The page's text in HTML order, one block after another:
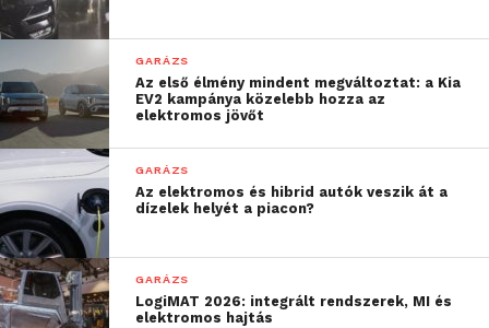
GARÁZS
Az első élmény mindent megváltoztat: a Kia
EV2 kampánya közelebb hozza az
elektromos jövőt
GARÁZS
Az elektromos és hibrid autók veszik át a
dízelek helyét a piacon?
GARÁZS
LogiMAT 2026: integrált rendszerek, MI és
elektromos hajtás